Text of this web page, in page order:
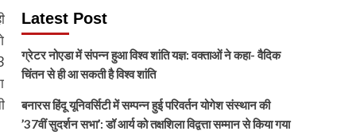
Latest Post
ग्रेटर नोएडा में संपन्न हुआ विश्व शांति यज्ञ: वक्ताओं ने कहा- वैदिक
चिंतन से ही आ सकती है विश्व शांति
बनारस हिंदू यूनिवर्सिटी में सम्पन्न हुई परिवर्तन योगेश संस्थान की
’37वीं सुदर्शन सभा’: डॉ आर्य को तक्षशिला विद्वत्ता सम्मान से किया गया